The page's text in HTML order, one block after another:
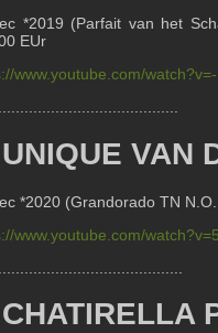
*2019 (Parfait van het
EUr
www.youtube.com/
VAN
*2020 (Grandorado TN
www.youtube.com/